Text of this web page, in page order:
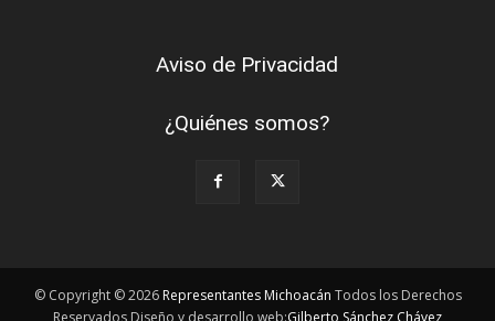
Aviso de Privacidad
¿Quiénes somos?
© Copyright © 2026 Representantes Michoacán Todos los Derechos
Reservados Diseño y desarrollo web:Gilberto Sánchez Chávez